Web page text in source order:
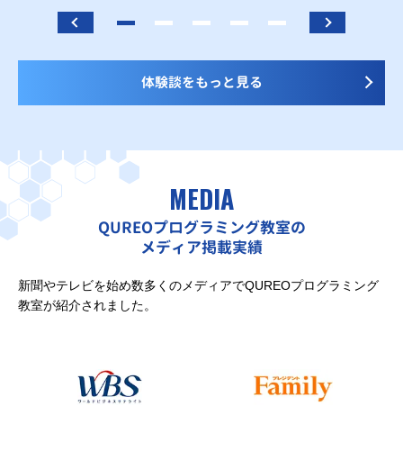
体験談をもっと見る
MEDIA
QUREOプログラミング教室の
メディア掲載実績
新聞やテレビを始め数多くのメディアでQUREOプログラミング
教室が紹介されました。